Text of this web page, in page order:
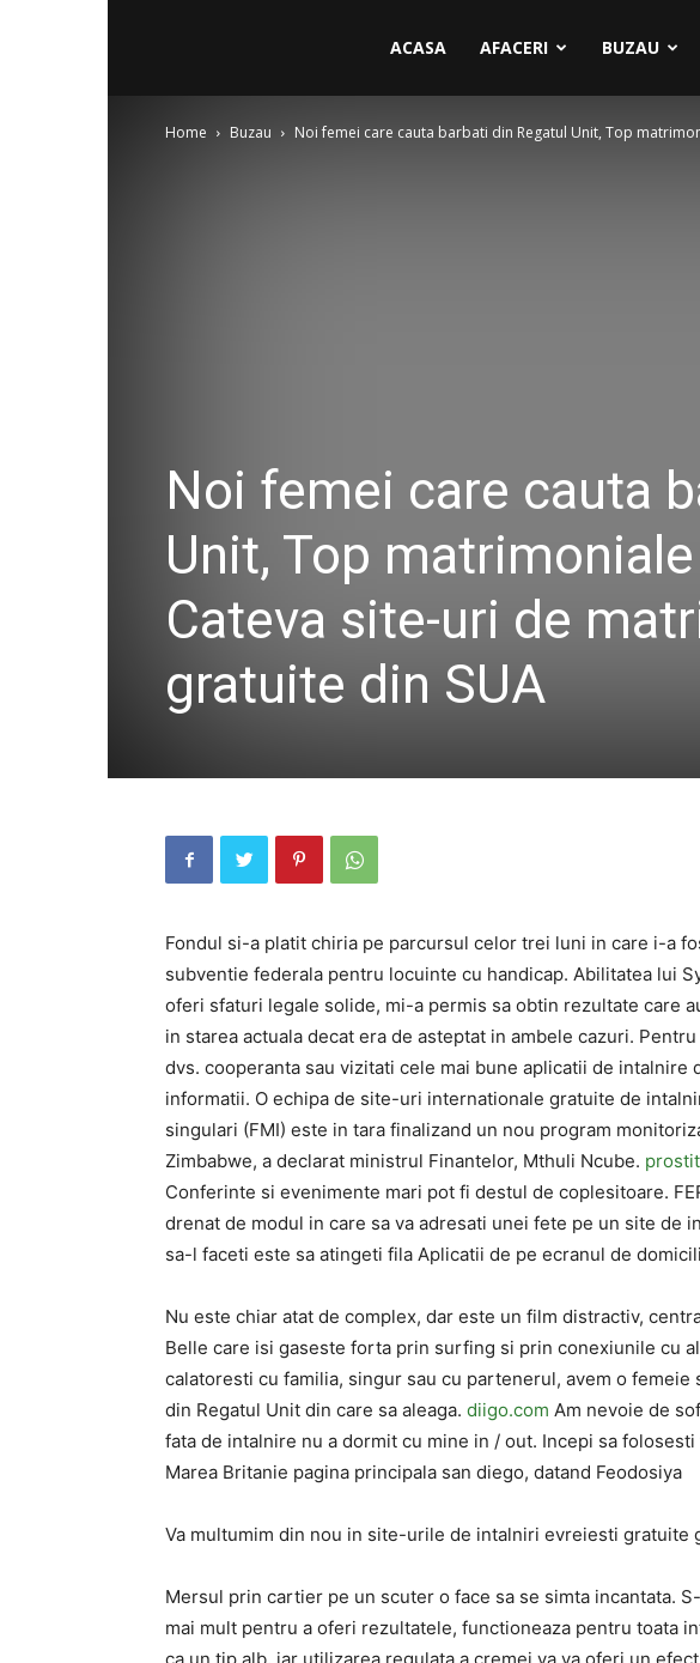
ACASA AFACERI BUZAU
Home Buzau Noi femei care cauta barbati din Regatul Unit, Top
Noi femei care cauta
Unit, Top
Cateva site-uri de
gratuite din SUA
Fondul si-a platit chiria pe parcursul celor trei luni in care i-a
subventie federala pentru locuinte cu handicap. Abilitatea lui
oferi sfaturi legale solide, mi-a permis sa obtin rezultate care
in starea actuala decat era de asteptat in ambele cazuri.
dvs. cooperanta sau vizitati cele mai bune aplicatii de intalnire
informatii. O echipa de site-uri internationale gratuite de
singulari (FMI) este in tara finalizand un nou program
Zimbabwe, a declarat ministrul Finantelor, Mthuli Ncube.
Conferinte si evenimente mari pot fi destul de coplesitoare.
drenat de modul in care sa va adresati unei fete pe un site de
sa-l faceti este sa atingeti fila Aplicatii de pe ecranul de
Nu este chiar atat de complex, dar este un film distractiv,
Belle care isi gaseste forta prin surfing si prin conexiunile cu
calatoresti cu familia, singur sau cu partenerul, avem o femeie
din Regatul Unit din care sa aleaga. diigo.com Am nevoie de
fata de intalnire nu a dormit cu mine in / out. Incepi sa
Marea Britanie pagina principala san diego, datand Feodosiya
Va multumim din nou in site-urile de intalniri evreiesti gratuite
Mersul prin cartier pe un scuter o face sa se simta incantata.
mai mult pentru a oferi rezultatele, functioneaza pentru toata